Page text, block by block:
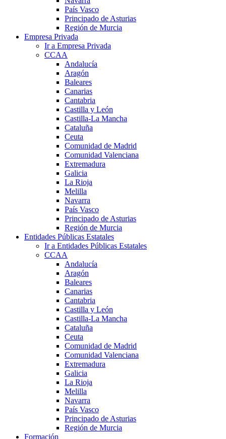
País Vasco
Principado de Asturias
Región de Murcia
Empresa Privada
Ir a Empresa Privada
CCAA
Andalucía
Aragón
Baleares
Canarias
Cantabria
Castilla y León
Castilla-La Mancha
Cataluña
Ceuta
Comunidad de Madrid
Comunidad Valenciana
Extremadura
Galicia
La Rioja
Melilla
Navarra
País Vasco
Principado de Asturias
Región de Murcia
Entidades Públicas Estatales
Ir a Entidades Públicas Estatales
CCAA
Andalucía
Aragón
Baleares
Canarias
Cantabria
Castilla y León
Castilla-La Mancha
Cataluña
Ceuta
Comunidad de Madrid
Comunidad Valenciana
Extremadura
Galicia
La Rioja
Melilla
Navarra
País Vasco
Principado de Asturias
Región de Murcia
Formación